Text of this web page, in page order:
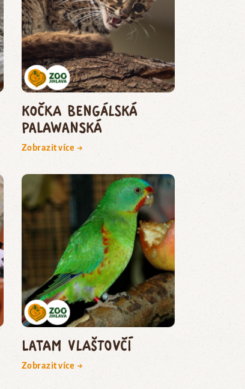
kočka bengálská
palawanská
Zobrazit více →
Latam vlaštovčí
Zobrazit více →